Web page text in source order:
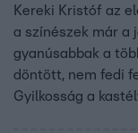
Kereki Kristóf az
a színészek már a
gyanúsabbak a
döntött, nem fedi
Gyilkosság a